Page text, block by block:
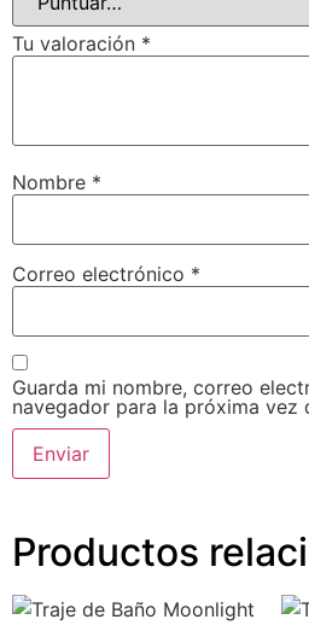
Tu valoración *
Nombre *
Correo electrónico *
Guarda mi nombre, correo
navegador para la próxima vez
Productos